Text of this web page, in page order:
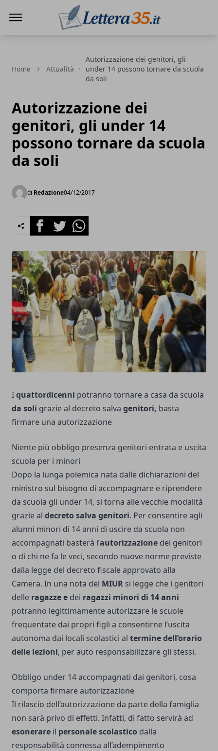
Home Attualità
Autorizzazione dei genitori, gli
under 14 possono tornare da scuola
da soli
Autorizzazione dei
genitori, gli under 14
possono tornare da scuola
da soli
di Redazione04/12/2017
FacebookTwitterWhatsapp
Iquattordicenni potranno tornare a casa da scuola
da soli grazie al decreto salva genitori, basta
firmare una autorizzazione
Niente più obbligo presenza genitori entrata e uscita
scuola per i minori
Dopo la lunga polemica nata dalle dichiarazioni del
ministro sul bisogno di accompagnare e riprendere
da scuola gli under 14, si torna alle vecchie modalità
grazie al decreto salva genitori. Per consentire agli
alunni minori di 14 anni di uscire da scuola non
accompagnati basterà l’autorizzazione dei genitori
o di chi ne fa le veci, secondo nuove norme previste
dalla legge del decreto fiscale approvato alla
Camera. In una nota del MIUR si legge che i genitori
delle ragazze e dei ragazzi minori di 14 anni
potranno legittimamente autorizzare le scuole
frequentate dai propri figli a consentirne l’uscita
autonoma dai locali scolastici al termine dell’orario
delle lezioni, per auto responsabilizzare gli stessi.
Obbligo under 14 accompagnati dai genitori, cosa
comporta firmare autorizzazione
Il rilascio dell’autorizzazione da parte della famiglia
non sarà privo di effetti. Infatti, di fatto servirà ad
esonerare il personale scolastico dalla
responsabilità connessa all’adempimento